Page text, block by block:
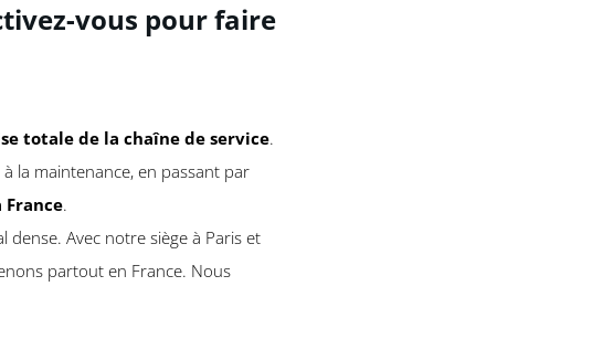
vous pour faire
totale de la chaîne de service.
la maintenance, en passant par
France.
dense. Avec notre siège à Paris et
partout en France. Nous